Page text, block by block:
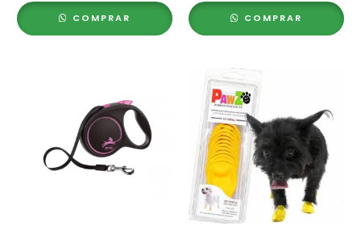
desde
S/ 138.00
COMPRAR COMPRAR